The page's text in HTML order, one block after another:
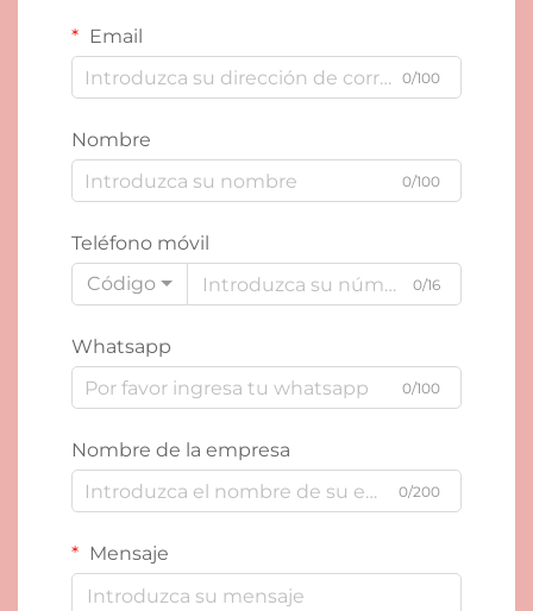
Email
0/100
Nombre
0/100
Teléfono móvil
Código
0/16
Whatsapp
0/100
Nombre de la empresa
0/200
Mensaje